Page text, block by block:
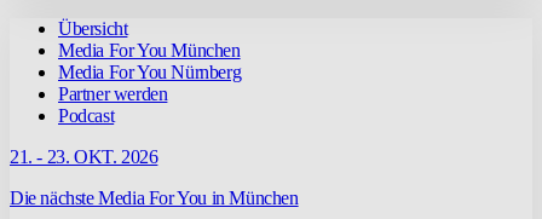
Übersicht
Media For You München
Media For You Nürnberg
Partner werden
Podcast
21. - 23. OKT. 2026
Die nächste Media For You in München